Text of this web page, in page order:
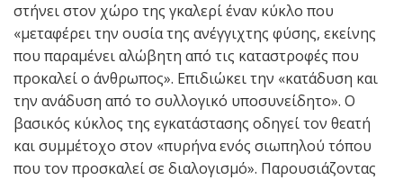
στήνει στον χώρο της γκαλερί έναν κύκλο που
«μεταφέρει την ουσία της ανέγγιχτης φύσης, εκείνης
που παραμένει αλώβητη από τις καταστροφές που
προκαλεί ο άνθρωπος». Eπιδιώκει την «κατάδυση και
την ανάδυση από το συλλογικό υποσυνείδητο». Ο
βασικός κύκλος της εγκατάστασης οδηγεί τον θεατή
και συμμέτοχο στον «πυρήνα ενός σιωπηλού τόπου
που τον προσκαλεί σε διαλογισμό». Παρουσιάζοντας